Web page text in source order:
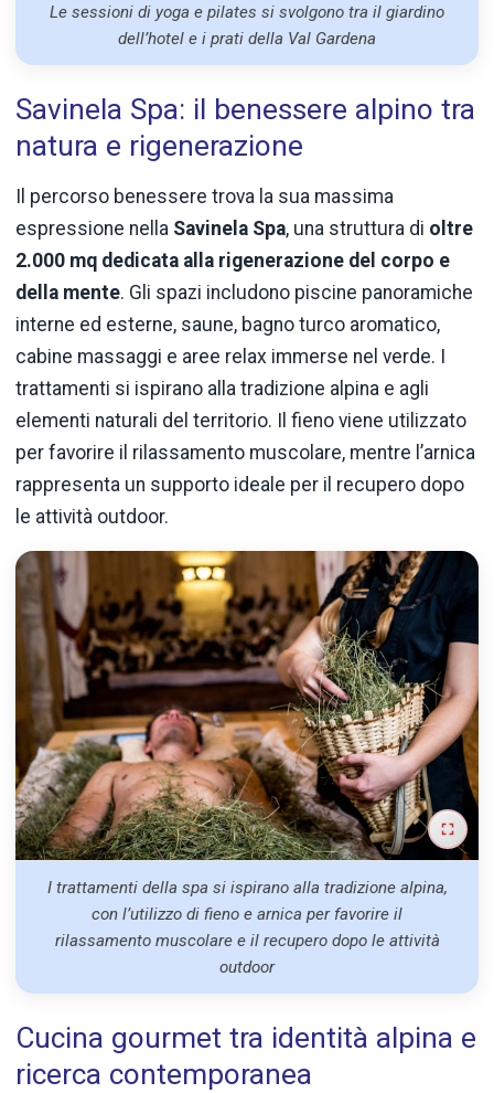
Le sessioni di yoga e pilates si svolgono tra il giardino
dell’hotel e i prati della Val Gardena
Savinela Spa: il benessere alpino tra
natura e rigenerazione
Il percorso benessere trova la sua massima
espressione nella Savinela Spa, una struttura di oltre
2.000 mq dedicata alla rigenerazione del corpo e
della mente. Gli spazi includono piscine panoramiche
interne ed esterne, saune, bagno turco aromatico,
cabine massaggi e aree relax immerse nel verde. I
trattamenti si ispirano alla tradizione alpina e agli
elementi naturali del territorio. Il fieno viene utilizzato
per favorire il rilassamento muscolare, mentre l’arnica
rappresenta un supporto ideale per il recupero dopo
le attività outdoor.
I trattamenti della spa si ispirano alla tradizione alpina,
con l’utilizzo di fieno e arnica per favorire il
rilassamento muscolare e il recupero dopo le attività
outdoor
Cucina gourmet tra identità alpina e
ricerca contemporanea